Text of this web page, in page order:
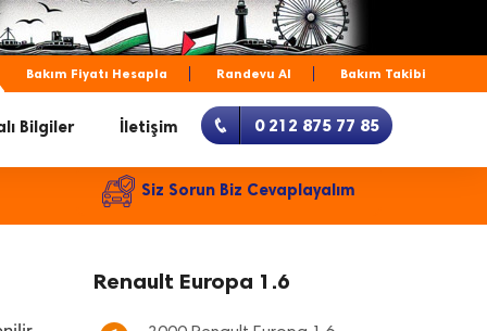
Bakım Fiyatı Hesapla Randevu Al Bakım Takibi
Bilgiler İletişim 0 212 875 77 85
Siz Sorun Biz Cevaplayalım
Renault Europa 1.6